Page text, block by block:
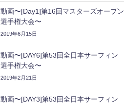
動画〜[Day1]第16回マスターズオープン
選手権大会〜
2019年6月15日
動画〜[DAY6]第53回全日本サーフィン
選手権大会〜
2019年2月21日
動画〜[DAY3]第53回全日本サーフィン